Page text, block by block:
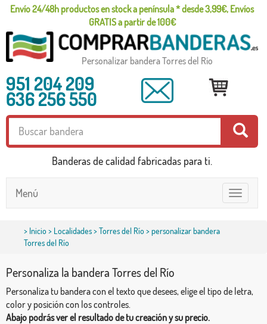
Envío 24/48h productos en stock a península * desde 3,99€, Envíos
GRATIS a partir de 100€
Personalizar bandera Torres del Río
951 204 209
636 256 550
Banderas de calidad fabricadas para ti.
Toggle
navigation
Menú
> Inicio> Localidades>Torres del Río> personalizar bandera
Torres del Río
Personaliza la bandera Torres del Río
Personaliza tu bandera con el texto que desees, elige el tipo de letra,
color y posición con los controles.
Abajo podrás ver el resultado de tu creación y su precio.